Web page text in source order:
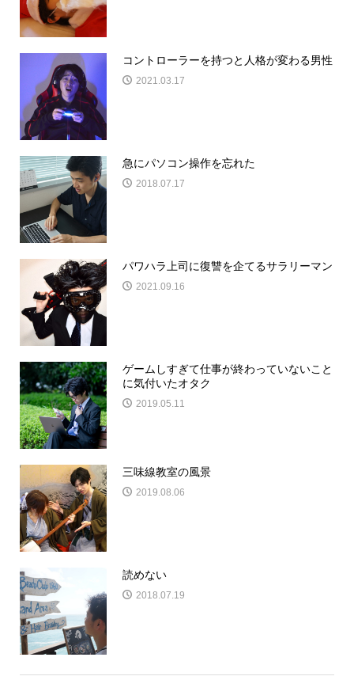
コントローラーを持つと人格が変わる男性
2021.03.17
急にパソコン操作を忘れた
2018.07.17
パワハラ上司に復讐を企てるサラリーマン
2021.09.16
ゲームしすぎて仕事が終わっていないこと
に気付いたオタク
2019.05.11
三味線教室の風景
2019.08.06
読めない
2018.07.19